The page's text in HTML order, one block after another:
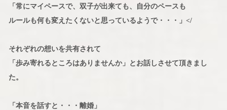
「常にマイペースで、双子が出来ても、自分のペースも
ルールも何も変えたくないと思っているようで・・・」</
それぞれの想いを共有されて
「歩み寄れるところはありませんか」とお話しさせて頂きまし
た。
「本音を話すと・・・離婚」